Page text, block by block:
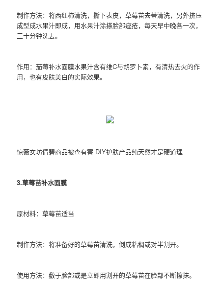
制作方法：将西红柿清洗，撕下表皮，草莓苗去蒂清洗，另外挤压
成型成水果汁即成，用水果汁涂搽脸部痤疮，每天早中晚各一次，
三十分钟洗去。
作用：茄莓补水面膜水果汁含有维C与胡罗卜素，有清热去火的作
用，也有皮肤美白的实际效果。
惊薇女坊倩碧商品被查有害 DIY护肤产品纯天然才是硬道理
3.草莓苗补水面膜
原材料：草莓苗适当
制作方法：将准备好的草莓苗清洗，倒成粘稠或对半割开。
使用方法：敷于脸部或是立即用割开的草莓苗在脸部不断擦抹。